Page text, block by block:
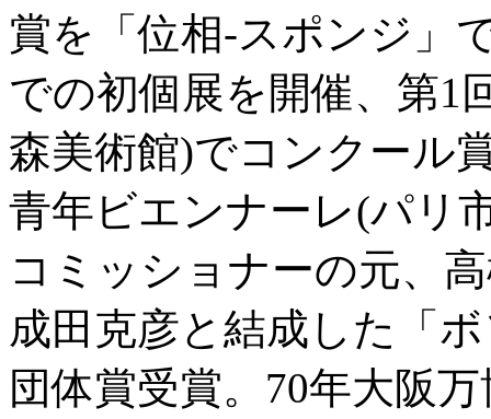
賞を「位相-スポンジ」
での初個展を開催、第1
森美術館)でコンクール
青年ビエンナーレ(パリ
コミッショナーの元、
成田克彦と結成した「
団体賞受賞。70年大阪